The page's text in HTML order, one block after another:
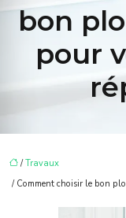
bon
pour
/Travaux
/ Comment choisir le bon